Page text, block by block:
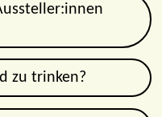
zu trinken?